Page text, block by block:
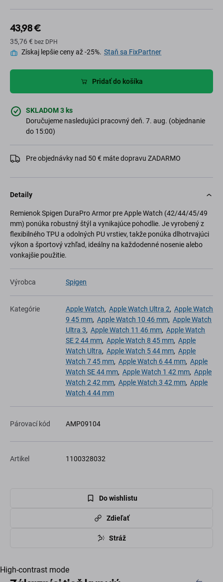
43,98 €
35,76 € bez DPH
Získaj lepšie ceny až -25%. Staň sa FixPartner
Pridať do košíka
SKLADOM 3 ks
Doručujeme nasledujúci pracovný deň. 7. aug. (objednanie
do 15:00)
Pre objednávky nad 50 € máte dopravu ZADARMO
Detaily
Remienok Spigen DuraPro Armor pre Apple Watch (42/44/45/49
mm) ponúka robustný štýl a vynikajúce pohodlie. Je vyrobený z
flexibilného TPU a odolných PU vrstiev, takže ponúka dlhotrvajúci
výkon a športový vzhľad, ideálny na každodenné nosenie alebo
vonkajšie použitie.
Výrobca Spigen
Kategórie Apple Watch, Apple Watch Ultra 2, Apple Watch
9 45 mm, Apple Watch 10 46 mm, Apple Watch
Ultra 3, Apple Watch 11 46 mm, Apple Watch
SE 2 44 mm, Apple Watch 8 45 mm, Apple
Watch Ultra, Apple Watch 5 44 mm, Apple
Watch 7 45 mm, Apple Watch 6 44 mm, Apple
Watch SE 44 mm, Apple Watch 1 42 mm, Apple
Watch 2 42 mm, Apple Watch 3 42 mm, Apple
Watch 4 44 mm
Párovací kód AMP09104
Artikel 1100328032
Do wishlistu
Zdieľať
Stráž
High-contrast mode